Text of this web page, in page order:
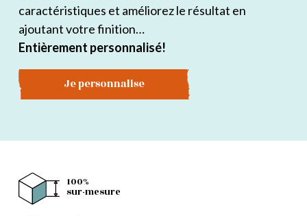
caractéristiques et améliorez le résultat en
ajoutant votre finition…
Entièrement personnalisé!
Je personnalise
100%
sur-mesure